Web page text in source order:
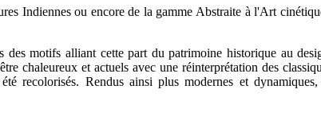
Indiennes ou encore de la gamme Abstraite à l'Art
motifs alliant cette part du patrimoine historique au
chaleureux et actuels avec une réinterprétation des
recolorisés. Rendus ainsi plus modernes et